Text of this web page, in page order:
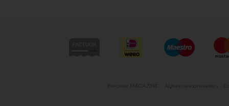
Pre-order MAGAZINE Algemene voorwaarden